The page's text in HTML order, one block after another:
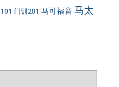
门训201 马可福音马太